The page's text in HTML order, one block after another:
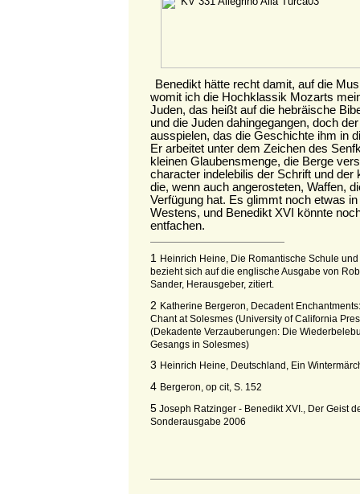
Benedikt hätte recht damit, auf die
womit ich die Hochklassik Mozarts
Juden, das heißt auf die hebräische
und die Juden dahingegangen, doch
ausspielen, das die Geschichte ihm in
Er arbeitet unter dem Zeichen des
kleinen Glaubensmenge, die Berge
character indelebilis der Schrift und
die, wenn auch angerosteten, Waffen,
Verfügung hat. Es glimmt noch etwas
Westens, und Benedikt XVI könnte
entfachen.
1 Heinrich Heine, Die Romantische Schule
bezieht sich auf die englische Ausgabe von
Sander, Herausgeber, zitiert.
2 Katherine Bergeron, Decadent
Chant at Solesmes (University of California
(Dekadente Verzauberungen: Die
Gesangs in Solesmes)
3 Heinrich Heine, Deutschland, Ein
4 Bergeron, op cit, S. 152
5Joseph Ratzinger - Benedikt XVI., Der Geist
Sonderausgabe 2006